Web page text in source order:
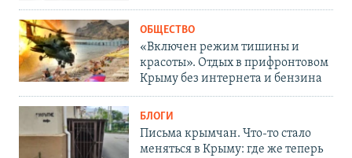
ОБЩЕСТВО
«Включен режим тишины и
красоты». Отдых в прифронтовом
Крыму без интернета и бензина
БЛОГИ
Письма крымчан. Что-то стало
меняться в Крыму: где же теперь